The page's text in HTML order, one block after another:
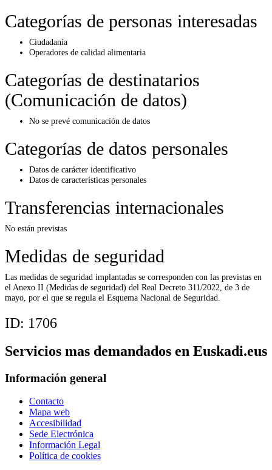
Categorías de personas interesadas
Ciudadanía
Operadores de calidad alimentaria
Categorías de destinatarios
(Comunicación de datos)
No se prevé comunicación de datos
Categorías de datos personales
Datos de carácter identificativo
Datos de características personales
Transferencias internacionales
No están previstas
Medidas de seguridad
Las medidas de seguridad implantadas se corresponden con las previstas en
el Anexo II (Medidas de seguridad) del Real Decreto 311/2022, de 3 de
mayo, por el que se regula el Esquema Nacional de Seguridad.
ID: 1706
Servicios mas demandados en Euskadi.eus
Información general
Contacto
Mapa web
Accesibilidad
Sede Electrónica
Información Legal
Política de cookies